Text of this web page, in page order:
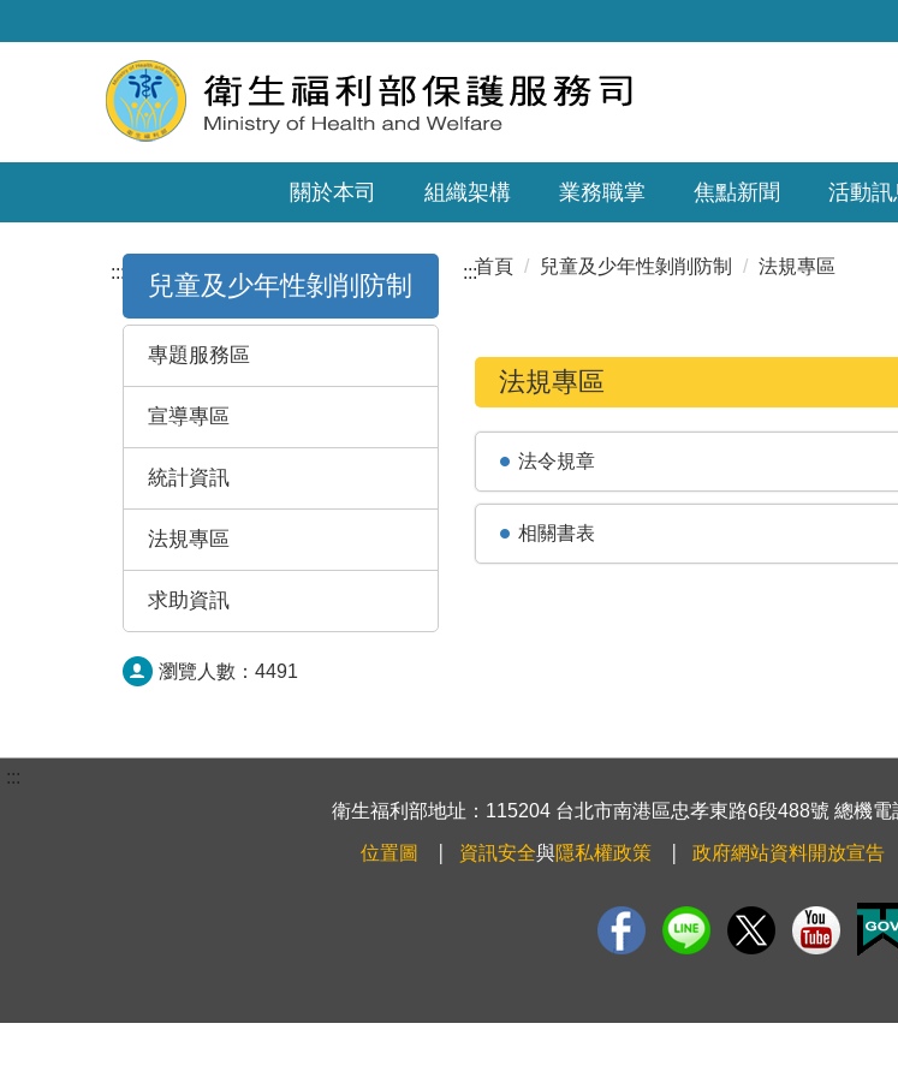
關於本司 組織架構 業務職掌 焦點新聞 活動訊
::: 兒童及少年性剝削防制
專題服務區
宣導專區
統計資訊
法規專區
求助資訊
瀏覽人數： 4491
:::首頁 兒童及少年性剝削防制 法規專區
法規專區
法令規章
相關書表
:::
衛生福利部地址：115204 台北市南港區忠孝東路6段488號 總機
位置圖 資訊安全與隱私權政策 政府網站資料開放宣告